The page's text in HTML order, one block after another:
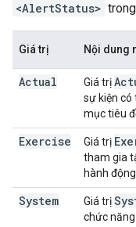
<AlertStatus>
Giá trị Nội dung
Actual Giá trị
sự kiện
mục tiêu
Exercise Giá trị
tham gia
hành
System Giá trị
chức